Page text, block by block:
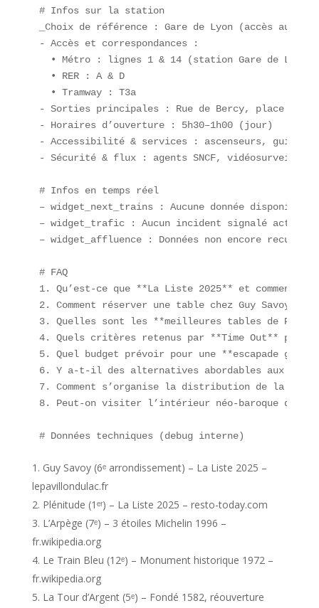
# Infos sur la station
_Choix de référence : Gare de Lyon (accès au
- Accès et correspondances :
• Métro : lignes 1 & 14 (station Gare de
  • RER : A & D
  • Tramway : T3a
- Sorties principales : Rue de Bercy, place
- Horaires d’ouverture : 5h30–1h00 (jour)
- Accessibilité & services : ascenseurs,
- Sécurité & flux : agents SNCF,
# Infos en temps réel
– widget_next_trains : Aucune donnée disponible
– widget_trafic : Aucun incident signalé
– widget_affluence : Données non encore
# FAQ
1. Qu’est-ce que **La Liste 2025** et
2. Comment réserver une table chez Guy Savoy
3. Quelles sont les **meilleures tables de
4. Quels critères retenus par **Time Out**
5. Quel budget prévoir pour une **escapade
6. Y a-t-il des alternatives abordables aux
7. Comment s’organise la distribution de la
8. Peut-on visiter l’intérieur néo-baroque du
# Données techniques (debug interne)
Guy Savoy (6ᵉ arrondissement) – La Liste 2025 –
lepavillondulac.fr
Plénitude (1ᵉʳ) – La Liste 2025 – resto-today.com
L’Arpège (7ᵉ) – 3 étoiles Michelin 1996 –
fr.wikipedia.org
Le Train Bleu (12ᵉ) – Monument historique 1972 –
fr.wikipedia.org
La Tour d’Argent (5ᵉ) – Fondé 1582, réouverture